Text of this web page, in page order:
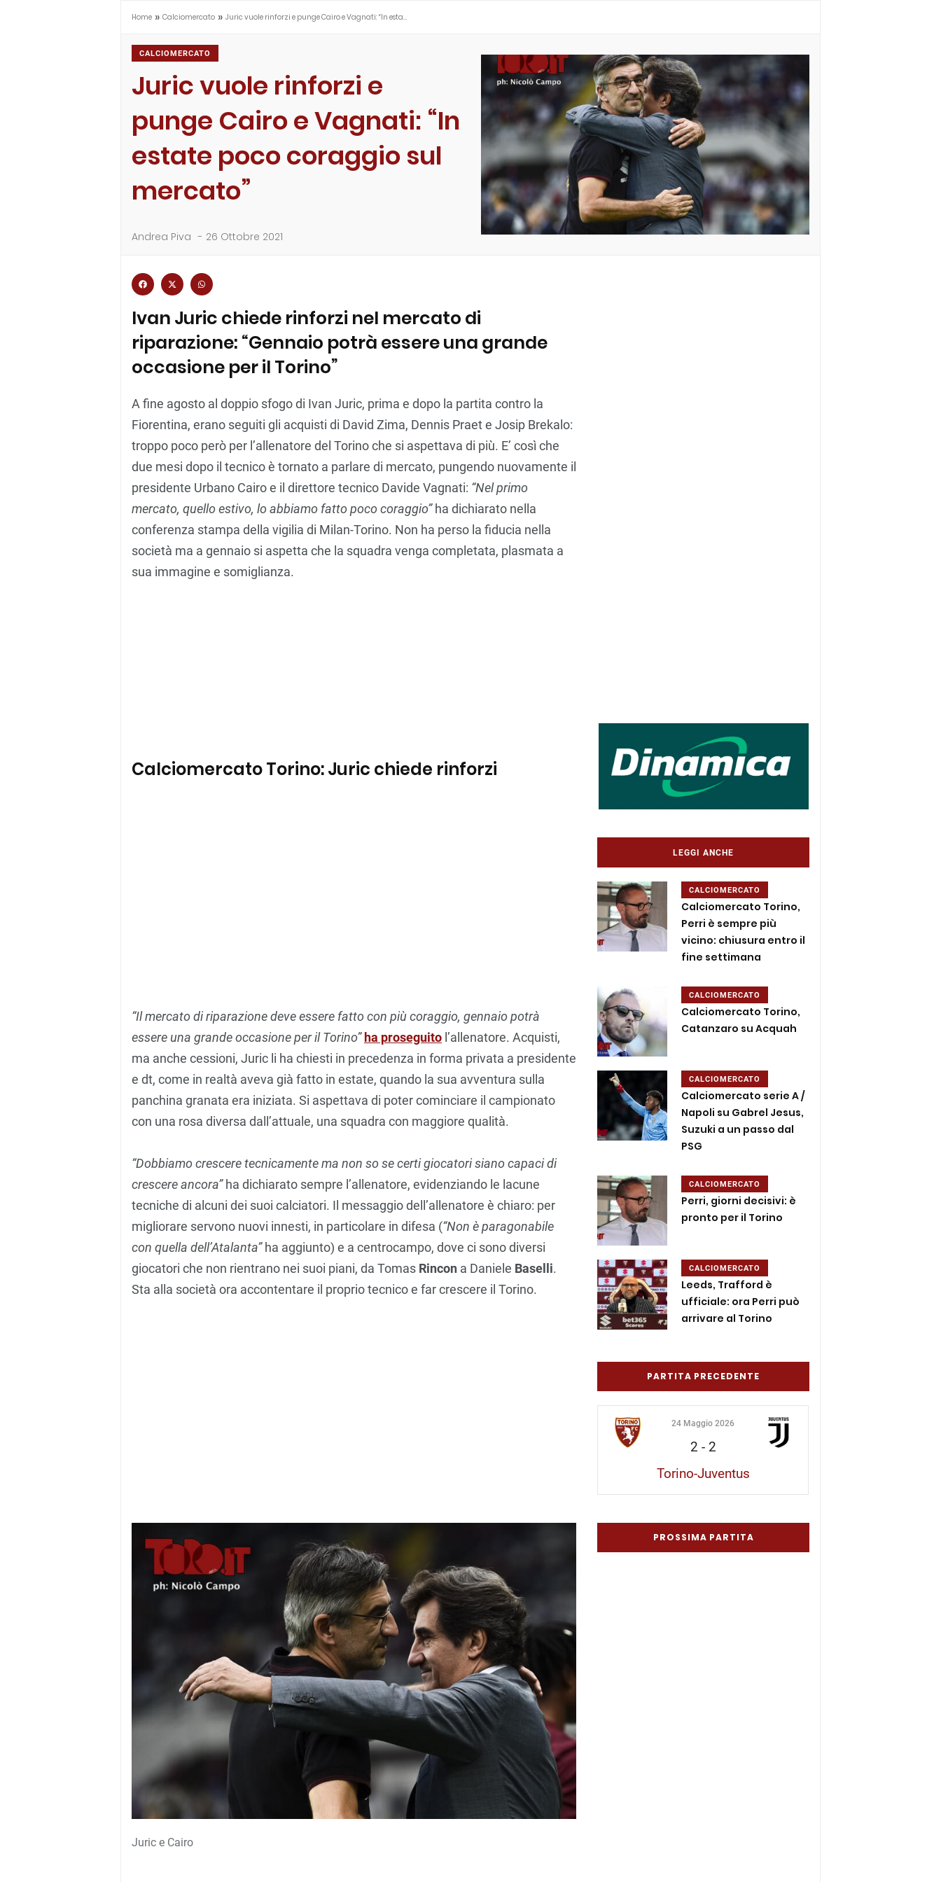
Home » Calciomercato » Juric vuole rinforzi e punge Cairo e Vagnati: “In esta…
CALCIOMERCATO
Juric vuole rinforzi e
punge Cairo e Vagnati: “In
estate poco coraggio sul
mercato”
Andrea Piva - 26 Ottobre 2021
Ivan Juric chiede rinforzi nel mercato di
riparazione: “Gennaio potrà essere una grande
occasione per il Torino”
A fine agosto al doppio sfogo di Ivan Juric, prima e dopo la partita contro la
Fiorentina, erano seguiti gli acquisti di David Zima, Dennis Praet e Josip Brekalo:
troppo poco però per l’allenatore del Torino che si aspettava di più. E’ così che
due mesi dopo il tecnico è tornato a parlare di mercato, pungendo nuovamente il
presidente Urbano Cairo e il direttore tecnico Davide Vagnati: “Nel primo
mercato, quello estivo, lo abbiamo fatto poco coraggio”ha dichiarato nella
conferenza stampa della vigilia di Milan-Torino. Non ha perso la fiducia nella
società ma a gennaio si aspetta che la squadra venga completata, plasmata a
sua immagine e somiglianza.
Calciomercato Torino: Juric chiede rinforzi
“Il mercato di riparazione deve essere fatto con più coraggio, gennaio potrà
essere una grande occasione per il Torino” ha proseguito l’allenatore. Acquisti,
ma anche cessioni, Juric li ha chiesti in precedenza in forma privata a presidente
e dt, come in realtà aveva già fatto in estate, quando la sua avventura sulla
panchina granata era iniziata. Si aspettava di poter cominciare il campionato
con una rosa diversa dall’attuale, una squadra con maggiore qualità.
“Dobbiamo crescere tecnicamente ma non so se certi giocatori siano capaci di
crescere ancora”ha dichiarato sempre l’allenatore, evidenziando le lacune
tecniche di alcuni dei suoi calciatori. Il messaggio dell’allenatore è chiaro: per
migliorare servono nuovi innesti, in particolare in difesa (“Non è paragonabile
con quella dell’Atalanta” ha aggiunto) e a centrocampo, dove ci sono diversi
giocatori che non rientrano nei suoi piani, da Tomas Rincon a Daniele Baselli.
Sta alla società ora accontentare il proprio tecnico e far crescere il Torino.
Juric e Cairo
LEGGI ANCHE
CALCIOMERCATO
Calciomercato Torino,
Perri è sempre più
vicino: chiusura entro il
fine settimana
CALCIOMERCATO
Calciomercato Torino,
Catanzaro su Acquah
CALCIOMERCATO
Calciomercato serie A /
Napoli su Gabrel Jesus,
Suzuki a un passo dal
PSG
CALCIOMERCATO
Perri, giorni decisivi: è
pronto per il Torino
CALCIOMERCATO
Leeds, Trafford è
ufficiale: ora Perri può
arrivare al Torino
PARTITA PRECEDENTE
24 Maggio 2026
2 - 2
Torino-Juventus
PROSSIMA PARTITA